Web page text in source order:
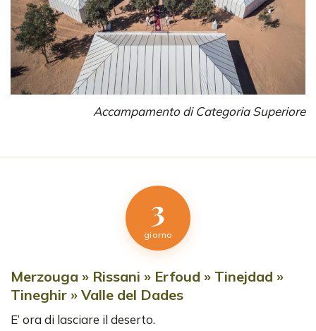
Accampamento di Categoria Superiore
3
giorno
Merzouga » Rissani » Erfoud » Tinejdad »
Tineghir » Valle del Dades
E’ ora di lasciare il deserto.